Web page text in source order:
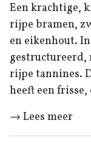
Een krachtige,
rijpe bramen,
en eikenhout.
gestructureerd,
rijpe tannines.
heeft een
→ Lees meer